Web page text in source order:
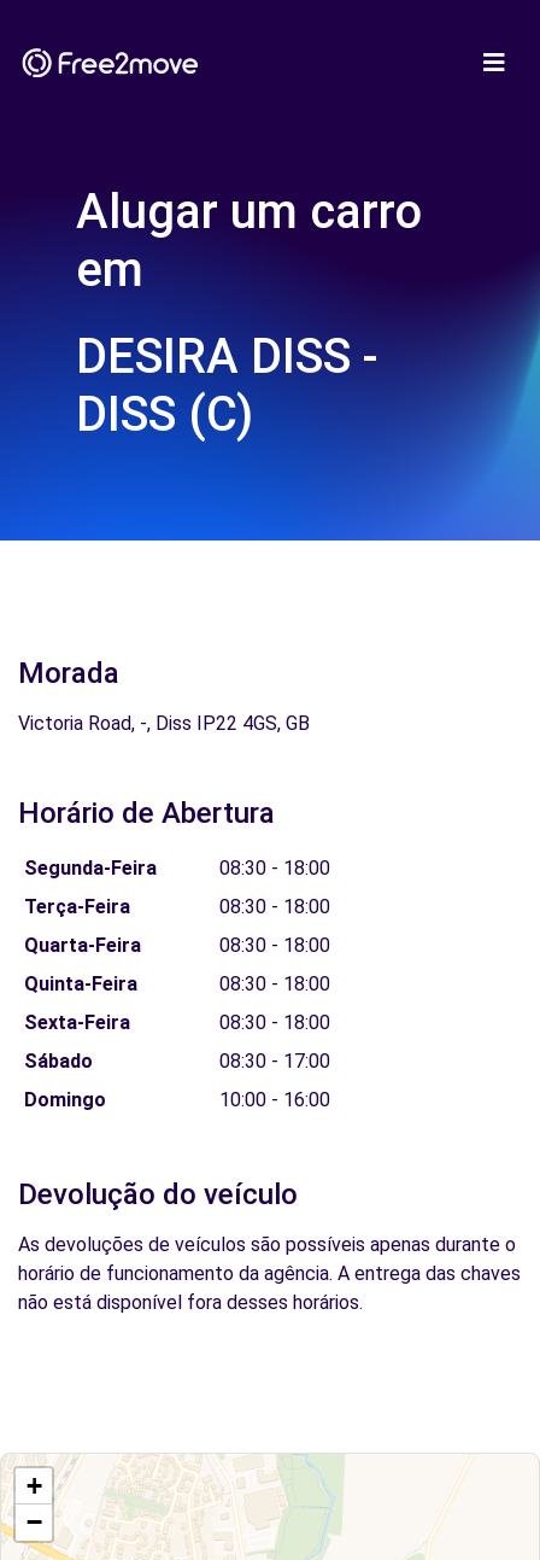
Alugar um carro
em
DESIRA DISS -
DISS (C)
Morada
Victoria Road, -, Diss IP22 4GS, GB
Horário de Abertura
Segunda-Feira
08:30 - 18:00
Terça-Feira
08:30 - 18:00
Quarta-Feira
08:30 - 18:00
Quinta-Feira
08:30 - 18:00
Sexta-Feira
08:30 - 18:00
Sábado
08:30 - 17:00
Domingo
10:00 - 16:00
Devolução do veículo
As devoluções de veículos são possíveis apenas durante o
horário de funcionamento da agência. A entrega das chaves
não está disponível fora desses horários.
+
−